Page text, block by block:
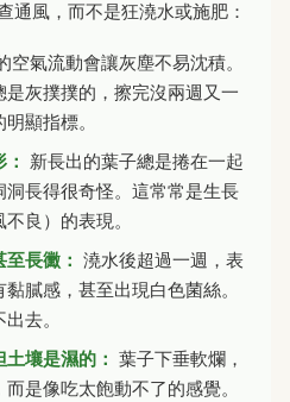
通風，而不是狂澆水或施肥：
空氣流動會讓灰塵不易沈積。
灰撲撲的，擦完沒兩週又一
顯指標。
新長出的葉子總是捲在一起
長得很奇怪。這常常是生長
良）的表現。
長黴： 澆水後超過一週，表
膩感，甚至出現白色菌絲。
去。
壤是濕的： 葉子下垂軟爛，
是像吃太飽動不了的感覺。